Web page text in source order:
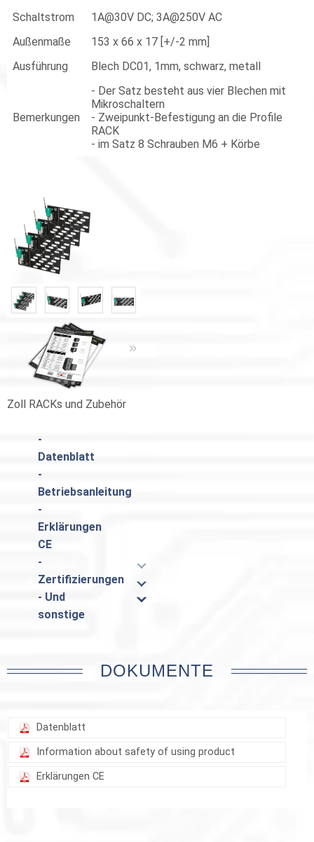
Schaltstrom
1A@30V DC; 3A@250V AC
Außenmaße
153 x 66 x 17 [+/-2 mm]
Ausführung
Blech DC01, 1mm, schwarz, metall
Bemerkungen
- Der Satz besteht aus vier Blechen mit
Mikroschaltern
- Zweipunkt-Befestigung an die Profile
RACK
- im Satz 8 Schrauben M6 + Körbe
Zoll RACKs und Zubehör
»
-
Datenblatt
-
Betriebsanleitung
-
Erklärungen
CE
-
Zertifizierungen
- Und
sonstige
DOKUMENTE
Datenblatt
Information about safety of using product
Erklärungen CE